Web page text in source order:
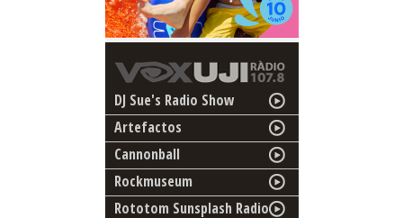
DJ Sue's Radio Show
Artefactos
Cannonball
Rockmuseum
Rototom Sunsplash Radio